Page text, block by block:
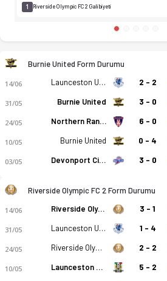
Avustralya - Tasmania Northern
1 Riverside Olympic FC 2 Galibiyeti
Burnie United Form Durumu
14/06 Launceston United SC 2 2 - 2
31/05 Burnie United 3 - 0
24/05 Northern Rangers 6 - 0
10/05 Burnie United 0 - 4
03/05 Devonport City SC 2 3 - 0
Riverside Olympic FC 2 Form Durumu
14/06 Riverside Olympic FC 2 3 - 1
31/05 Launceston United SC 2 1 - 4
24/05 Riverside Olympic FC 2 2 - 2
10/05 Launceston City FC 2 5 - 2